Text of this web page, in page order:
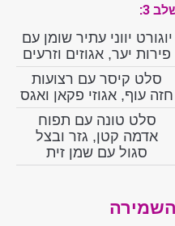
3:
יוגורט יווני עתיר שומן עם
פירות יער, אגוזים וזרעים
סלט קיסר עם רצועות
חזה עוף, אגוזי פקאן ואגס
סלט טונה עם תפוח
אדמה קטן, גזר ובצל
סגול עם שמן זית